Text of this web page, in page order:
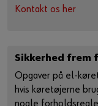
Kontakt os her
Sikkerhed frem
Opgaver på el-
hvis køretøjerne
nogle